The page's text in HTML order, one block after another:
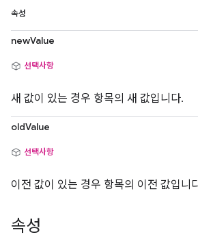
속성
newValue
선택사항
새 값이 있는 경우 항목의 새 값입니다.
oldValue
선택사항
이전 값이 있는 경우 항목의 이전 값입니
속성